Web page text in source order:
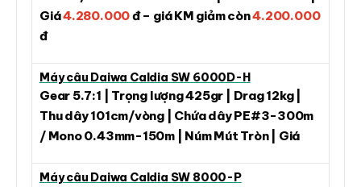
Giá4.280.000đ – giá KM giảm còn4.200.000
đ
Máy câu Daiwa Caldia SW 6000D-H
Gear 5.7:1 | Trọng lượng 425gr | Drag 12kg |
Thu dây 101cm/vòng | Chứa dây PE#3-300m
/ Mono 0.43mm-150m | Núm Mút Tròn | Giá
Máy câu Daiwa Caldia SW 8000-P